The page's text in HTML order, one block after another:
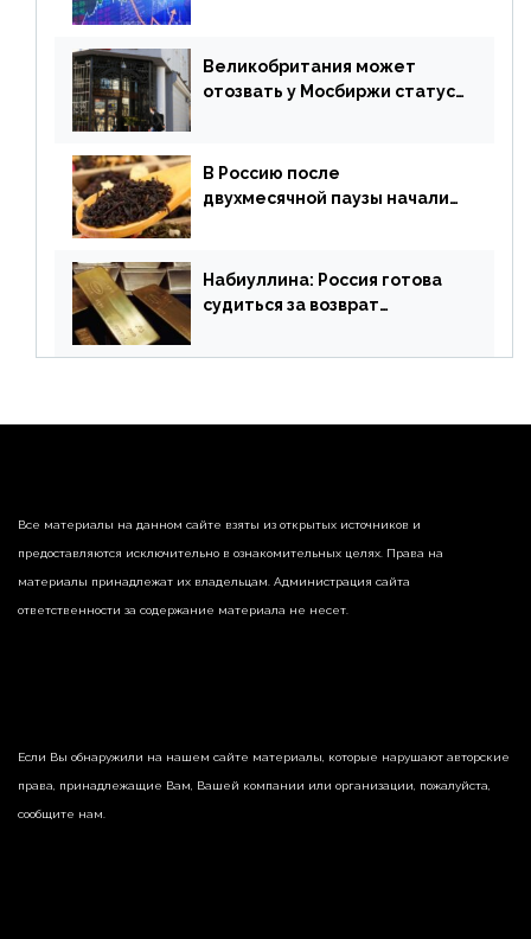
апреля
Великобритания может
отозвать у Мосбиржи статус
В Россию после
двухмесячной паузы начали
Набиуллина: Россия готова
судиться за возврат
страны
Все материалы на данном сайте взяты из открытых источников и
предоставляются исключительно в ознакомительных целях. Права на
материалы принадлежат их владельцам. Администрация сайта
ответственности за содержание материала не несет.
Если Вы обнаружили на нашем сайте материалы, которые нарушают авторские
права, принадлежащие Вам, Вашей компании или организации, пожалуйста,
сообщите нам.